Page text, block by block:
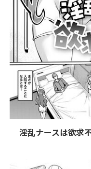
淫乱ナースは欲求